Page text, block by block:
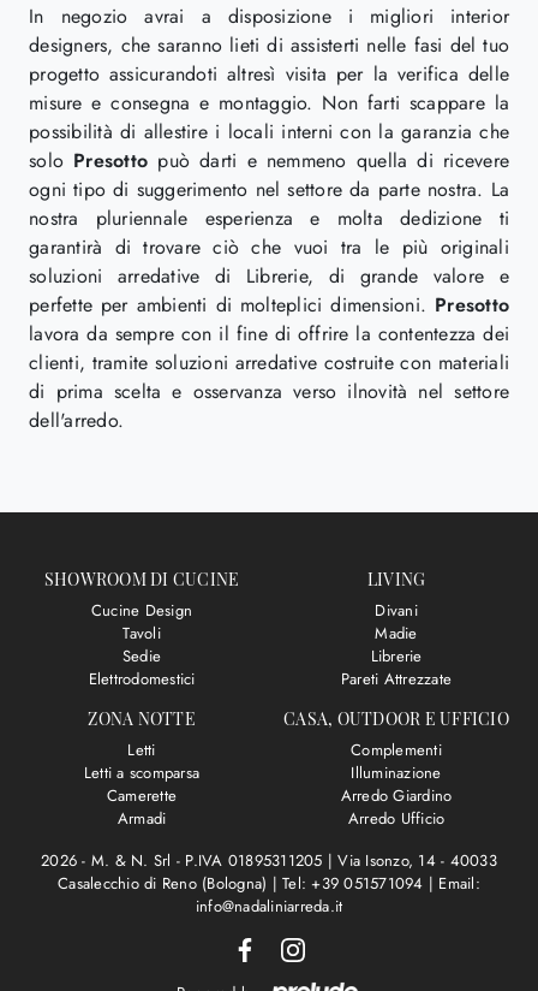
In negozio avrai a disposizione i migliori interior
designers, che saranno lieti di assisterti nelle fasi del tuo
progetto assicurandoti altresì visita per la verifica delle
misure e consegna e montaggio. Non farti scappare la
possibilità di allestire i locali interni con la garanzia che
solo Presotto può darti e nemmeno quella di ricevere
ogni tipo di suggerimento nel settore da parte nostra. La
nostra pluriennale esperienza e molta dedizione ti
garantirà di trovare ciò che vuoi tra le più originali
soluzioni arredative di Librerie, di grande valore e
perfette per ambienti di molteplici dimensioni. Presotto
lavora da sempre con il fine di offrire la contentezza dei
clienti, tramite soluzioni arredative costruite con materiali
di prima scelta e osservanza verso ilnovità nel settore
dell'arredo.
SHOWROOM DI CUCINE
Cucine Design
Tavoli
Sedie
Elettrodomestici
LIVING
Divani
Madie
Librerie
Pareti Attrezzate
ZONA NOTTE
Letti
Letti a scomparsa
Camerette
Armadi
CASA, OUTDOOR E UFFICIO
Complementi
Illuminazione
Arredo Giardino
Arredo Ufficio
2026 - M. & N. Srl - P.IVA 01895311205 |Via Isonzo, 14 - 40033
Casalecchio di Reno (Bologna) |Tel: +39 051571094 | Email:
info@nadaliniarreda.it